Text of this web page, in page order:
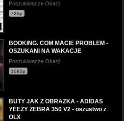
Poszukiwacze Okazji
720p
BOOKING. COM MACIE PROBLEM -
OSZUKANI NA WAKACJE
Poszukiwacze Okazji
1080p
BUTY JAK Z OBRAZKA - ADIDAS
YEEZY ZEBRA 350 V2 - oszustwo z
OLX